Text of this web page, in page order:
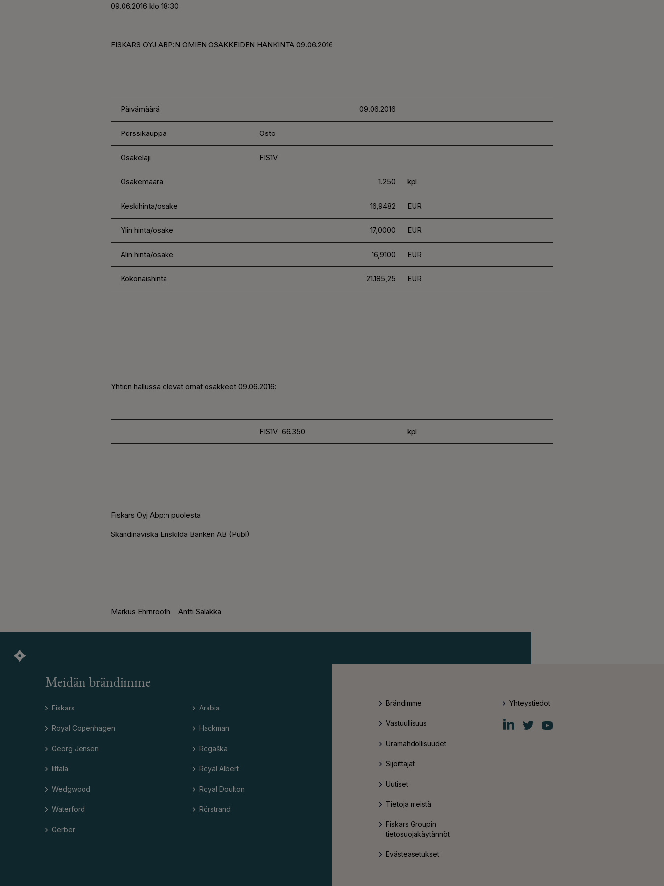
09.06.2016 klo 18:30
FISKARS OYJ ABP:N OMIEN OSAKKEIDEN HANKINTA 09.06.2016
Päivämäärä 09.06.2016
Pörssikauppa Osto
Osakelaji FIS1V
Osakemäärä 1.250 kpl
Keskihinta/osake 16,9482 EUR
Ylin hinta/osake 17,0000 EUR
Alin hinta/osake 16,9100 EUR
Kokonaishinta 21.185,25 EUR
Yhtiön hallussa olevat omat osakkeet 09.06.2016:
FIS1V 66.350 kpl
Fiskars Oyj Abp:n puolesta
Skandinaviska Enskilda Banken AB (Publ)
Markus Ehrnrooth Antti Salakka
Meidän brändimme
Fiskars
Royal Copenhagen
Georg Jensen
Iittala
Wedgwood
Waterford
Gerber
Arabia
Hackman
Rogaška
Royal Albert
Royal Doulton
Rörstrand
Brändimme
Vastuullisuus
Uramahdollisuudet
Sijoittajat
Uutiset
Tietoja meistä
Fiskars Groupin
tietosuojakäytännöt
Evästeasetukset
Yhteystiedot
Fiskars
Group
Fiskars
Group
Fiskars
Group